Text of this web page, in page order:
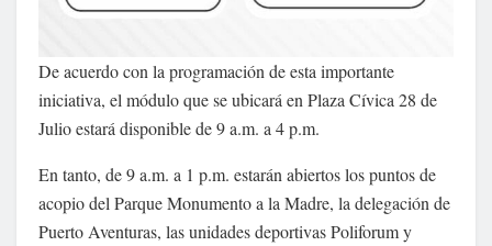
De acuerdo con la programación de esta importante
iniciativa, el módulo que se ubicará en Plaza Cívica 28 de
Julio estará disponible de 9 a.m. a 4 p.m.
En tanto, de 9 a.m. a 1 p.m. estarán abiertos los puntos de
acopio del Parque Monumento a la Madre, la delegación de
Puerto Aventuras, las unidades deportivas Poliforum y